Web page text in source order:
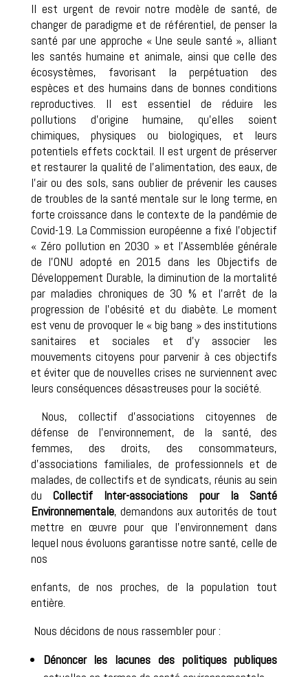
Il est urgent de revoir notre modèle de santé, de
changer de paradigme et de référentiel, de penser la
santé par une approche « Une seule santé », alliant
les santés humaine et animale, ainsi que celle des
écosystèmes, favorisant la perpétuation des
espèces et des humains dans de bonnes conditions
reproductives. Il est essentiel de réduire les
pollutions d’origine humaine, qu’elles soient
chimiques, physiques ou biologiques, et leurs
potentiels effets cocktail. Il est urgent de préserver
et restaurer la qualité de l’alimentation, des eaux, de
l’air ou des sols, sans oublier de prévenir les causes
de troubles de la santé mentale sur le long terme, en
forte croissance dans le contexte de la pandémie de
Covid-19. La Commission européenne a fixé l’objectif
« Zéro pollution en 2030 » et l’Assemblée générale
de l’ONU adopté en 2015 dans les Objectifs de
Développement Durable, la diminution de la mortalité
par maladies chroniques de 30 % et l’arrêt de la
progression de l’obésité et du diabète. Le moment
est venu de provoquer le « big bang » des institutions
sanitaires et sociales et d’y associer les
mouvements citoyens pour parvenir à ces objectifs
et éviter que de nouvelles crises ne surviennent avec
leurs conséquences désastreuses pour la société.
Nous, collectif d’associations citoyennes de
défense de l’environnement, de la santé, des
femmes, des droits, des consommateurs,
d’associations familiales, de professionnels et de
malades, de collectifs et de syndicats, réunis au sein
duCollectif Inter-associations pour la Santé
Environnementale, demandons aux autorités de tout
mettre en œuvre pour que l’environnement dans
lequel nous évoluons garantisse notre santé, celle de
nos
enfants, de nos proches, de la population tout
entière.
Nous décidons de nous rassembler pour :
Dénoncer les lacunes des politiques publiques